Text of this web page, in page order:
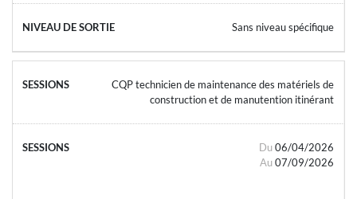
Sans niveau spécifique
CQP technicien de maintenance des matériels de
construction et de manutention itinérant
Du 06/04/2026
Au 07/09/2026